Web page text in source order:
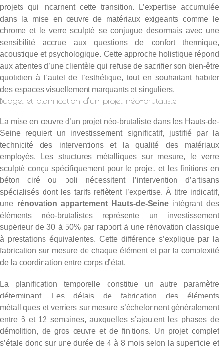
projets qui incarnent cette transition. L’expertise accumulée
dans la mise en œuvre de matériaux exigeants comme le
chrome et le verre sculpté se conjugue désormais avec une
sensibilité accrue aux questions de confort thermique,
acoustique et psychologique. Cette approche holistique répond
aux attentes d’une clientèle qui refuse de sacrifier son bien-être
quotidien à l’autel de l’esthétique, tout en souhaitant habiter
des espaces visuellement marquants et singuliers.
Budget et planification d’un projet néo-brutaliste
La mise en œuvre d’un projet néo-brutaliste dans les Hauts-de-
Seine requiert un investissement significatif, justifié par la
technicité des interventions et la qualité des matériaux
employés. Les structures métalliques sur mesure, le verre
sculpté conçu spécifiquement pour le projet, et les finitions en
béton ciré ou poli nécessitent l’intervention d’artisans
spécialisés dont les tarifs reflètent l’expertise. À titre indicatif,
une rénovation appartement Hauts-de-Seineintégrant des
éléments néo-brutalistes représente un investissement
supérieur de 30 à 50% par rapport à une rénovation classique
à prestations équivalentes. Cette différence s’explique par la
fabrication sur mesure de chaque élément et par la complexité
de la coordination entre corps d’état.
La planification temporelle constitue un autre paramètre
déterminant. Les délais de fabrication des éléments
métalliques et verriers sur mesure s’échelonnent généralement
entre 6 et 12 semaines, auxquelles s’ajoutent les phases de
démolition, de gros œuvre et de finitions. Un projet complet
s’étale donc sur une durée de 4 à 8 mois selon la superficie et